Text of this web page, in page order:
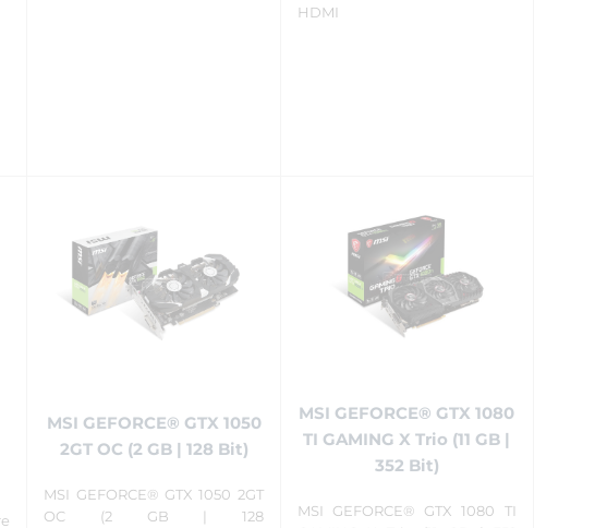
HDMI
MSI GEFORCE® GTX 1050
2GT OC (2 GB | 128 Bit)
MSI GEFORCE® GTX 1050 2GT
OC (2 GB | 128
MSI GEFORCE® GTX 1080
TI GAMING X Trio (11 GB |
352 Bit)
MSI GEFORCE® GTX 1080 TI